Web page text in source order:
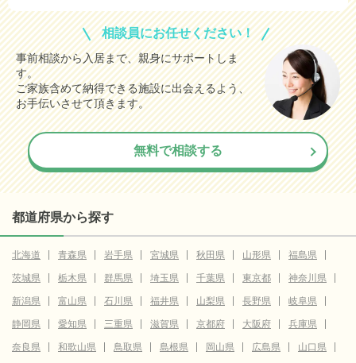
相談員にお任せください！
事前相談から入居まで、親身にサポートしま
す。
ご家族含めて納得できる施設に出会えるよう、
お手伝いさせて頂きます。
無料で相談する
都道府県から探す
北海道 青森県 岩手県 宮城県 秋田県 山形県
福島県
茨城県
栃木県 群馬県 埼玉県 千葉県 東京都
神奈川県
新潟県
富山県 石川県 福井県 山梨県 長野県
岐阜県
静岡県
愛知県 三重県 滋賀県 京都府 大阪府
兵庫県
奈良県
和歌山県 鳥取県 島根県 岡山県 広島県
山口県